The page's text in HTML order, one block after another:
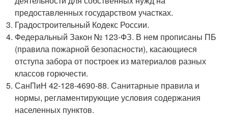
предоставленных государством участках.
Градостроительный Кодекс России.
Федеральный Закон № 123-ФЗ. В нем прописаны ПБ
(правила пожарной безопасности), касающиеся
отступа забора от построек из материалов разных
классов горючести.
СанПиН 42-128-4690-88. Санитарные правила и
нормы, регламентирующие условия содержания
населенных пунктов.